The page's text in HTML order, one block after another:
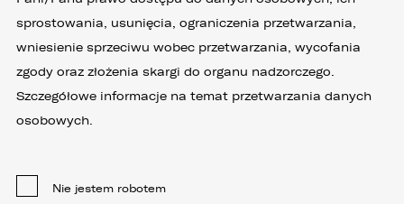
sprostowania, usunięcia, ograniczenia przetwarzania,
wniesienie sprzeciwu wobec przetwarzania, wycofania
zgody oraz złożenia skargi do organu nadzorczego.
Szczegółowe informacje na temat przetwarzania danych
osobowych.
Nie jestem robotem